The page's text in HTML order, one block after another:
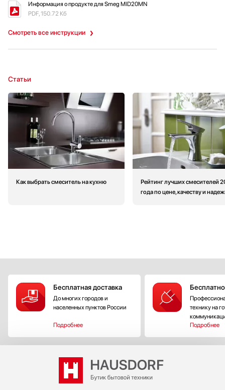
Смотреть все инструкции
Информация о продукте для Smeg MID20MN
PDF, 150.72 Кб
Статьи
Как выбрать смеситель на кухню
Рейтинг лучших смесителей
года по цене, качеству и
Бесплатная доставка
До многих городов и
населенных пунктов России
Подробнее
технику на
Подробнее